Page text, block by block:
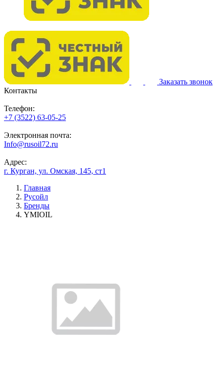
Заказать звонок
Контакты
Телефон:
+7 (3522) 63-05-25
Электронная почта:
Info@rusoil72.ru
Адрес:
г. Курган, ул. Омская, 145, ст1
Главная
Русойл
Бренды
YMIOIL